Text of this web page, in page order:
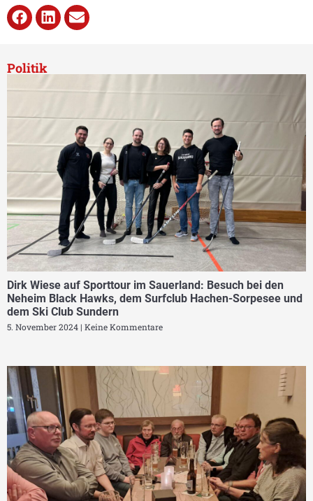
Politik
Dirk Wiese auf Sporttour im Sauerland: Besuch bei den
Neheim Black Hawks, dem Surfclub Hachen-Sorpesee und
dem Ski Club Sundern
5. November 2024 Keine Kommentare